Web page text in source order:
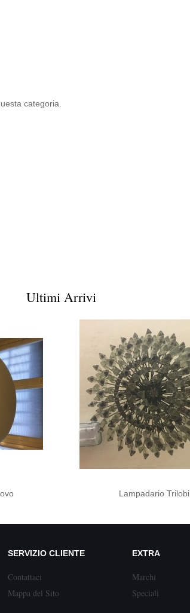
categoria.
Ultimi Arrivi
Lampadario Trilobi
SERVIZIO CLIENTE
Contattaci
Mappa del Sito
EXTRA
Marchi
Speciali